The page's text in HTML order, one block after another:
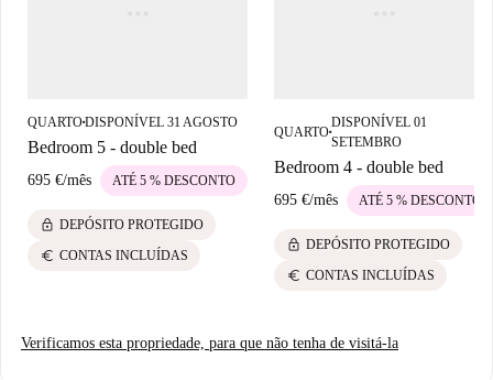
QUARTO■DISPONÍVEL 31 AGOSTO
Bedroom 5 - double bed
695 €/mês ATÉ 5 % DESCONTO
lock DEPÓSITO PROTEGIDO
euro CONTAS INCLUÍDAS
QUARTO■
DISPONÍVEL 01
SETEMBRO
Bedroom 4 - double bed
695 €/mês ATÉ 5 % DESCONTO
lock DEPÓSITO PROTEGIDO
euro CONTAS INCLUÍDAS
Verificamos esta propriedade, para que não tenha de visitá-la